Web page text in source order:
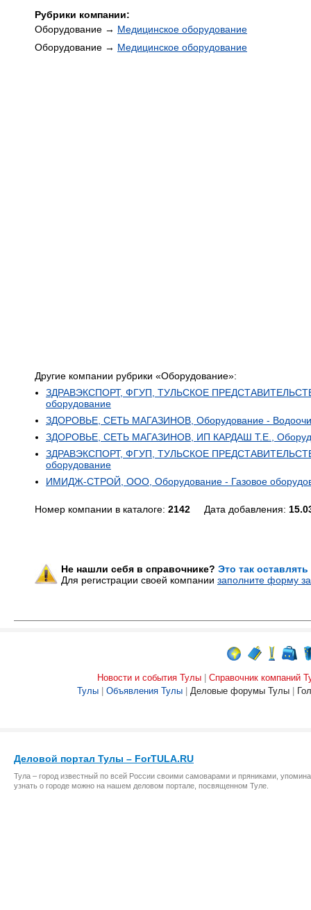
Рубрики компании:
Оборудование → Медицинское оборудование
Оборудование → Медицинское оборудование
Другие компании рубрики «Оборудование»:
ЗДРАВЭКСПОРТ, ФГУП, ТУЛЬСКОЕ
оборудование
ЗДОРОВЬЕ, СЕТЬ МАГАЗИНОВ, Оборудование -
ЗДОРОВЬЕ, СЕТЬ МАГАЗИНОВ, ИП КАРДАШ Т.Е.,
ЗДРАВЭКСПОРТ, ФГУП, ТУЛЬСКОЕ
оборудование
ИМИДЖ-СТРОЙ, ООО, Оборудование - Газовое
Номер компании в каталоге: 2142 Дата добавления:
Не нашли себя в справочнике? Это так
Для регистрации своей компании заполните форму
Новости и события Тулы
Справочник компаний
Тулы
Объявления Тулы Деловые форумы Тулы
Деловой портал Тулы – ForTULA.RU
Тула – город известный по всей России своими самоварами и пряниками,
узнать о городе можно на нашем деловом портале, посвященном Туле.